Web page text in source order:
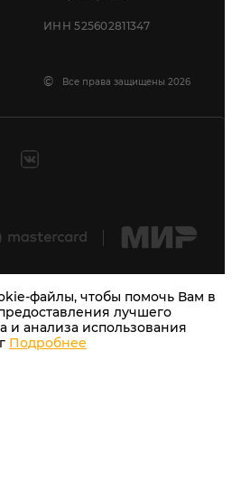
ИНН 525602811347
© Все права защищены 2026
файлы, чтобы помочь Вам в
лучшего
и анализа использования
Подробнее